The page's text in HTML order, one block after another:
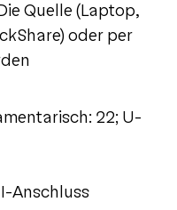
Quelle (Laptop,
oder per
22; U-
Anschluss